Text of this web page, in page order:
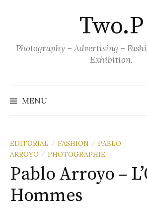
Two.P
Photography – Advertising –
Exhibition.
MENU
EDITORIAL / FASHION / PABLO
ARROYO
/ PHOTOGRAPHIE
Pablo Arroyo –
Hommes